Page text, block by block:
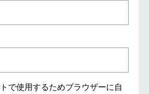
で使用するためブラウザーに自